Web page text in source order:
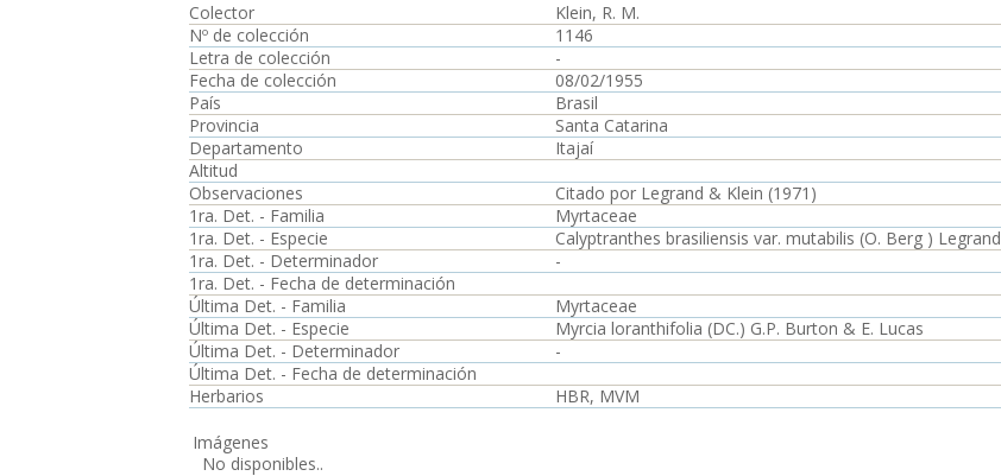
Colector
Klein, R. M.
Nº de colección
1146
Letra de colección
-
Fecha de colección
08/02/1955
País
Brasil
Provincia
Santa Catarina
Departamento
Itajaí
Altitud
Observaciones
Citado por Legrand & Klein (1971)
1ra. Det. - Familia
Myrtaceae
1ra. Det. - Especie
Calyptranthes brasiliensis var. mutabilis (O. Berg ) Legrand
1ra. Det. - Determinador
-
1ra. Det. - Fecha de determinación
Última Det. - Familia
Myrtaceae
Última Det. - Especie
Myrcia loranthifolia (DC.) G.P. Burton & E. Lucas
Última Det. - Determinador
-
Última Det. - Fecha de determinación
Herbarios
HBR, MVM
Imágenes
No disponibles..